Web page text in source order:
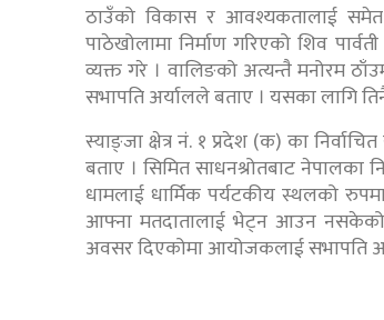
ठाउँको विकास र आवश्यकतालाई समेत
पाठेखोलामा निर्माण गरिएको शिव
व्यक्त गरे । वालिङको अत्यन्तै मनोरम
सभापति अर्यालले बताए । यसका लागि
स्याङ्जा क्षेत्र नं. १ प्रदेश (क) का
बताए । सिमित साधनश्रोतबाट
धामलाई धार्मिक पर्यटकीय स्थलको
आफ्ना मतदातालाई भेट्न आउन नसकेको
अवसर दिएकोमा आयोजकलाई सभापति